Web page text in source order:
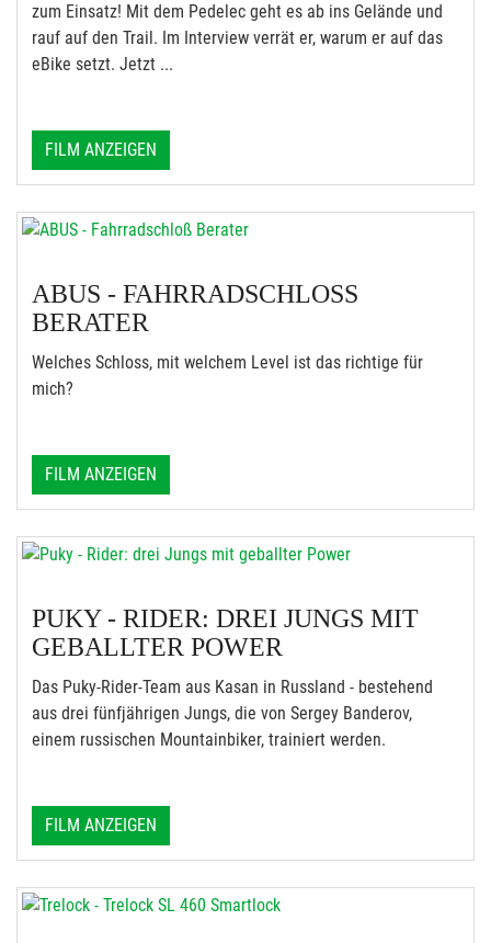
zum Einsatz! Mit dem Pedelec geht es ab ins Gelände und
rauf auf den Trail. Im Interview verrät er, warum er auf das
eBike setzt. Jetzt ...
FILM ANZEIGEN
ABUS - FAHRRADSCHLOSS B
ERATER
Welches Schloss, mit welchem Level ist das richtige für
mich?
FILM ANZEIGEN
PUKY - RIDER: DREI JUNGS MIT
GEBALLTER POWER
Das Puky-Rider-Team aus Kasan in Russland - bestehend
aus drei fünfjährigen Jungs, die von Sergey Banderov,
einem russischen Mountainbiker, trainiert werden.
FILM ANZEIGEN